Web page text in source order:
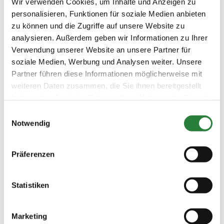
personalisieren, Funktionen für soziale Medien anbieten
zu können und die Zugriffe auf unsere Website zu
analysieren. Außerdem geben wir Informationen zu Ihrer
Verwendung unserer Website an unsere Partner für
soziale Medien, Werbung und Analysen weiter. Unsere
Partner führen diese Informationen möglicherweise mit
weiteren Daten zusammen, die Sie ihnen bereitgestellt
Notwendig
Präferenzen
Statistiken
Marketing
entsprechenden dazugehörigen Reiter bzw.
Pferdetransporter.
Zuschauer/Besucher sind NICHT gestattet.
Die Anwesenheit von Reiter und Begleitperson sind
am Prüfungstag auf das geringste Zeitfenster zu
begrenzen.
Anreise: Den Anweisungen der eingesetzten Ordner
ist uneingeschränkt zu folgen.
Die entsprechenden Hygieneregeln sind
einzuhalten. Auf dem Turniergelände sind die
Möglichkeiten zur Handreinigung und -desinfektion
Hygienebeauftragter:
Beschaffenheit der Plätze:
Sa. vorm.: 7,8; nachm.: 2,4,6